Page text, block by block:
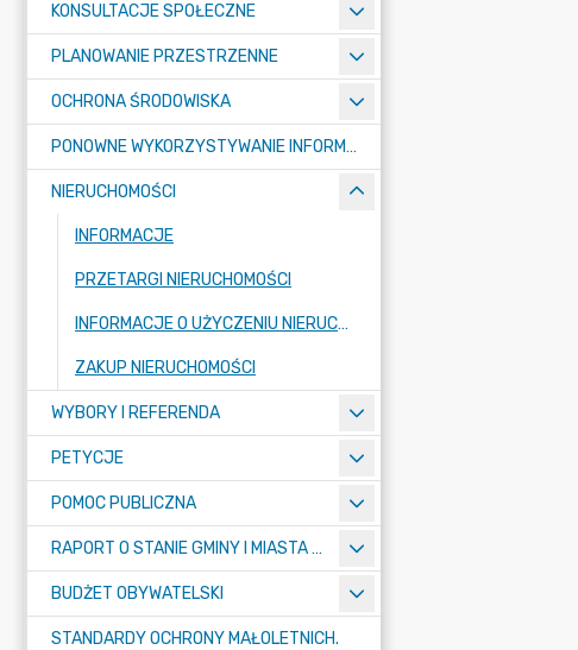
KONSULTACJE SPOŁECZNE
PLANOWANIE PRZESTRZENNE
OCHRONA ŚRODOWISKA
PONOWNE WYKORZYSTYWANIE INFORMACJI SEKTORA PUBLICZNEGO
NIERUCHOMOŚCI
INFORMACJE
PRZETARGI NIERUCHOMOŚCI
INFORMACJE O UŻYCZENIU NIERUCHOMOŚCI
ZAKUP NIERUCHOMOŚCI
WYBORY I REFERENDA
PETYCJE
POMOC PUBLICZNA
RAPORT O STANIE GMINY I MIASTA TULISZKÓW
BUDŻET OBYWATELSKI
STANDARDY OCHRONY MAŁOLETNICH.